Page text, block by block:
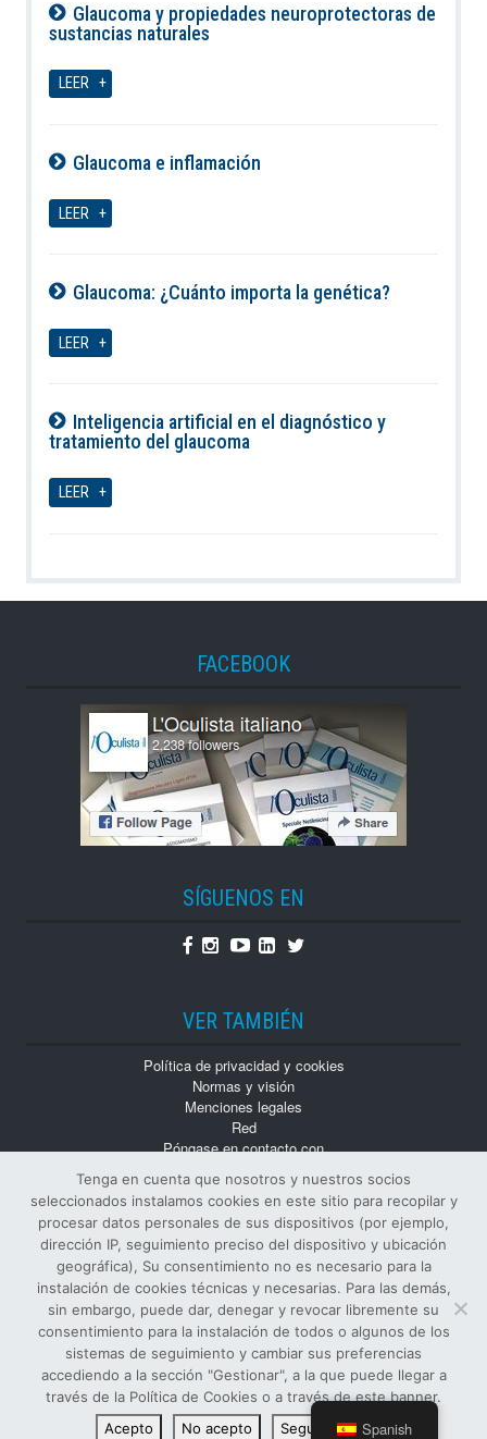
Glaucoma y propiedades neuroprotectoras de
sustancias naturales
LEER
Glaucoma e inflamación
LEER
Glaucoma: ¿Cuánto importa la genética?
LEER
Inteligencia artificial en el diagnóstico y
tratamiento del glaucoma
LEER
FACEBOOK
SÍGUENOS EN
Facebook
Instagram
YoutubeLinkedin
Twitter
VER TAMBIÉN
Política de privacidad y cookies
Normas y visión
Menciones legales
Red
Póngase en contacto con
Monografías
Números atrasados
© Todos los derechos reservados
EDITOR Y PROPIETARIO SIFI S.p.A.
-NÚMERO DE IVA
00122890874 -ISSN: 1124-4402 -
Spanish
Tenga en cuenta que nosotros y nuestros socios
seleccionados instalamos cookies en este sitio para recopilar y
procesar datos personales de sus dispositivos (por ejemplo,
dirección IP, seguimiento preciso del dispositivo y ubicación
geográfica), Su consentimiento no es necesario para la
instalación de cookies técnicas y necesarias. Para las demás,
sin embargo, puede dar, denegar y revocar libremente su
consentimiento para la instalación de todos o algunos de los
sistemas de seguimiento y cambiar sus preferencias
accediendo a la sección "Gestionar", a la que puede llegar a
través de la Política de Cookies o a través de este banner.
Acepto
No acepto Seguir leyendo